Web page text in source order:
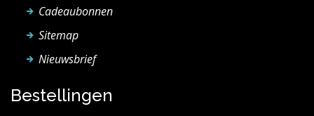
Cadeaubonnen
Sitemap
Nieuwsbrief
Bestellingen